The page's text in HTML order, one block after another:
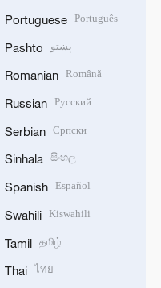
Portuguese Português
Pashto پښتو
Romanian Română
Russian Русский
Serbian Српски
Sinhala සිංහල
Spanish Español
Swahili Kiswahili
Tamil தமிழ்
Thai ไทย